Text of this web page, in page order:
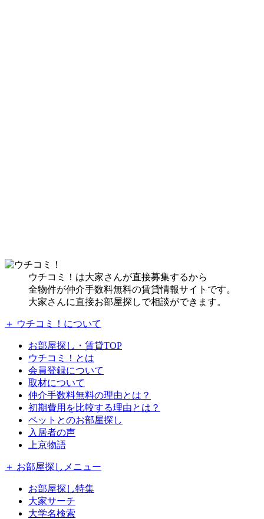
ウチコミ！は大家さんが直接募集するから
全物件が仲介手数料無料の賃貸情報サイトです。
大家さんに直接お部屋探しで相談ができます。
＋ ウチコミ！について
お部屋探し・賃貸TOP
ウチコミ！とは
会員登録について
取材について
仲介手数料無料の理由とは？
初期費用を比較する理由とは？
ペットとのお部屋探し
入居者の声
上京物語
＋ お部屋探しメニュー
お部屋探し特集
大家サーチ
大学名検索